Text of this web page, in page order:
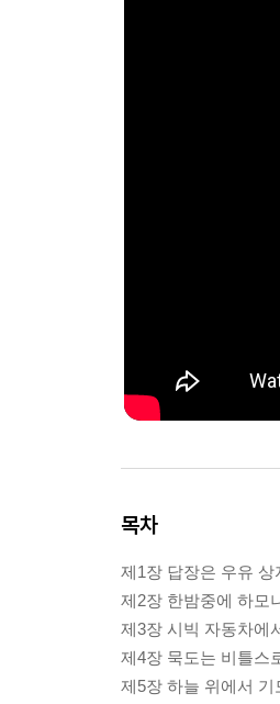
목차
제1장 답장은 우유 상
제2장 한밤중에 하모
제3장 시빅 자동차에
제4장 묵도는 비틀스
제5장 하늘 위에서 기